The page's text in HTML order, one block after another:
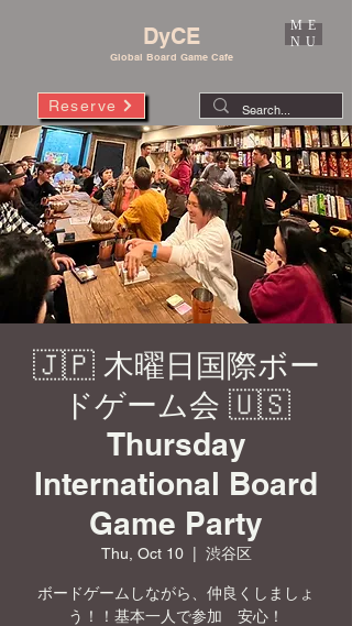
DyCE
Global Board Game Cafe
Reserve
ME
NU
🇯🇵 木曜日国際ボー
ドゲーム会 🇺🇸
Thursday
International Board
Game Party
Thu, Oct 10
  |
渋谷区
ボードゲームしながら、仲良くしましょ
う！！基本一人で参加 安心！